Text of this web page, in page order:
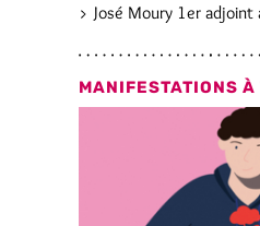
> José Moury 1er adjoint
MANIFESTATIONS À